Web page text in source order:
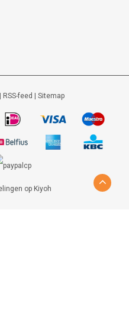
| RSS-feed | Sitemap
op Kiyoh